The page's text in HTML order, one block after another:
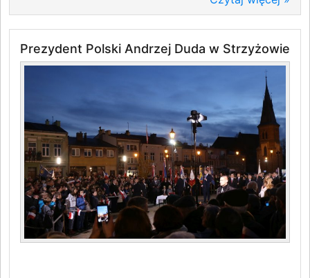
Prezydent Polski Andrzej Duda w Strzyżowie